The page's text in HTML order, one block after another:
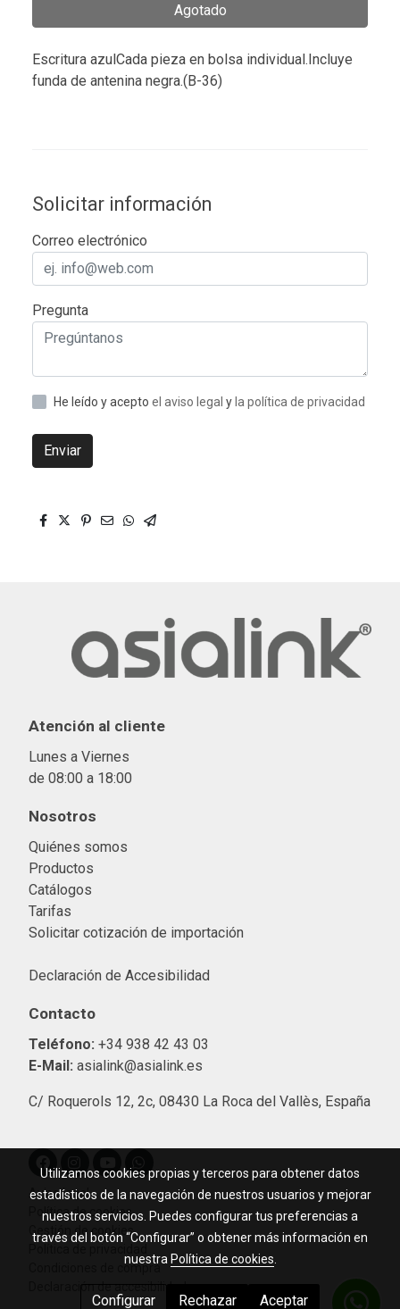
Agotado
Escritura azulCada pieza en bolsa individual.Incluye
funda de antenina negra.(B-36)
Solicitar información
Correo electrónico
Pregunta
He leído y acepto el aviso legal y la política de privacidad
Enviar
Atención al cliente
Lunes a Viernes
de 08:00 a 18:00
Nosotros
Quiénes somos
Productos
Catálogos
Tarifas
Solicitar cotización de importación
Declaración de Accesibilidad
Contacto
Teléfono: +34 938 42 43 03
E-Mail: asialink@asialink.es
C/ Roquerols 12, 2c, 08430 La Roca del Vallès, España
Aviso legal
Política de cookies
Gestión de cookies
Condiciones de compra
Utilizamos cookies propias y terceros para obtener datos
estadísticos de la navegación de nuestros usuarios y mejorar
nuestros servicios. Puedes configurar tus preferencias a
través del botón “Configurar” o obtener más información en
nuestra Política de cookies
Configurar Rechazar Aceptar